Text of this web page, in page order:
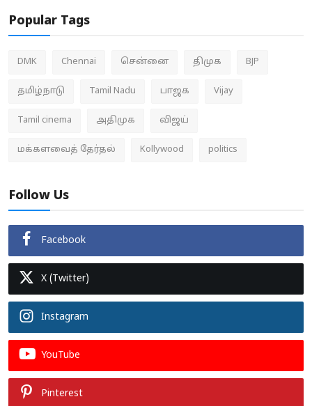
Popular Tags
DMK Chennai சென்னை திமுக BJP
தமிழ்நாடு Tamil Nadu பாஜக Vijay
Tamil cinema அதிமுக விஜய்
மக்களவைத் தேர்தல் Kollywood politics
Follow Us
Facebook
X (Twitter)
Instagram
YouTube
Pinterest